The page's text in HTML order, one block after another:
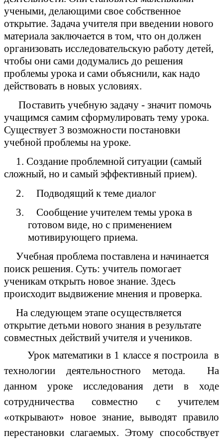
учеными, делающими свое собственное
открытие. Задача учителя при введении нового
материала заключается в том, что он должен
организовать исследовательскую работу детей,
чтобы они сами додумались до решения
проблемы урока и сами объяснили, как надо
действовать в новых условиях.
Поставить учебную задачу - значит помочь
учащимся самим сформулировать тему урока.
Существует 3 возможности постановки
учебной проблемы на уроке.
1. Создание проблемной ситуации (самый
сложный, но и самый эффективный прием).
2. Подводящий к теме диалог
3. Сообщение учителем темы урока в
готовом виде, но с применением
мотивирующего приема.
Учебная проблема поставлена и начинается
поиск решения. Суть: учитель помогает
ученикам открыть новое знание. Здесь
происходит выдвижение мнения и проверка.
На следующем этапе осуществляется
открытие детьми нового знания в результате
совместных действий учителя и учеников.
Урок математики в 1 классе я построила в
технологии деятельностного метода. На
данном уроке исследования дети в ходе
сотрудничества совместно с учителем
«открывают» новое знание, выводят правило
перестановки слагаемых. Этому способствует